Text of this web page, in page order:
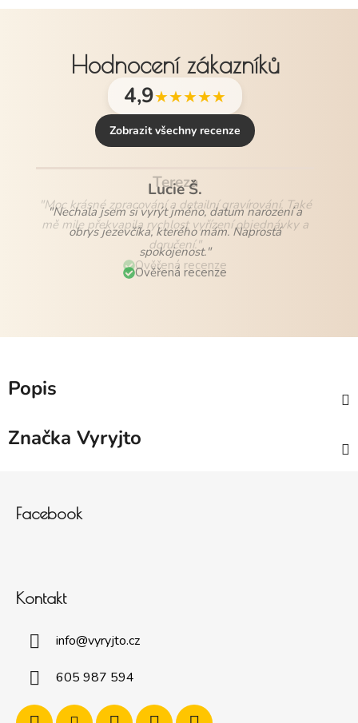
Hodnocení zákazníků
4,9★★★★★
Zobrazit všechny recenze
Lucie Š.
"Nechala jsem si vyrýt jméno, datum narození a
obrys jezevčíka, kterého mám. Naprostá
spokojenost."
Ověřená recenze
Popis
Značka Vyryjto
Facebook
Kontakt
info@vyryjto.cz
605 987 594